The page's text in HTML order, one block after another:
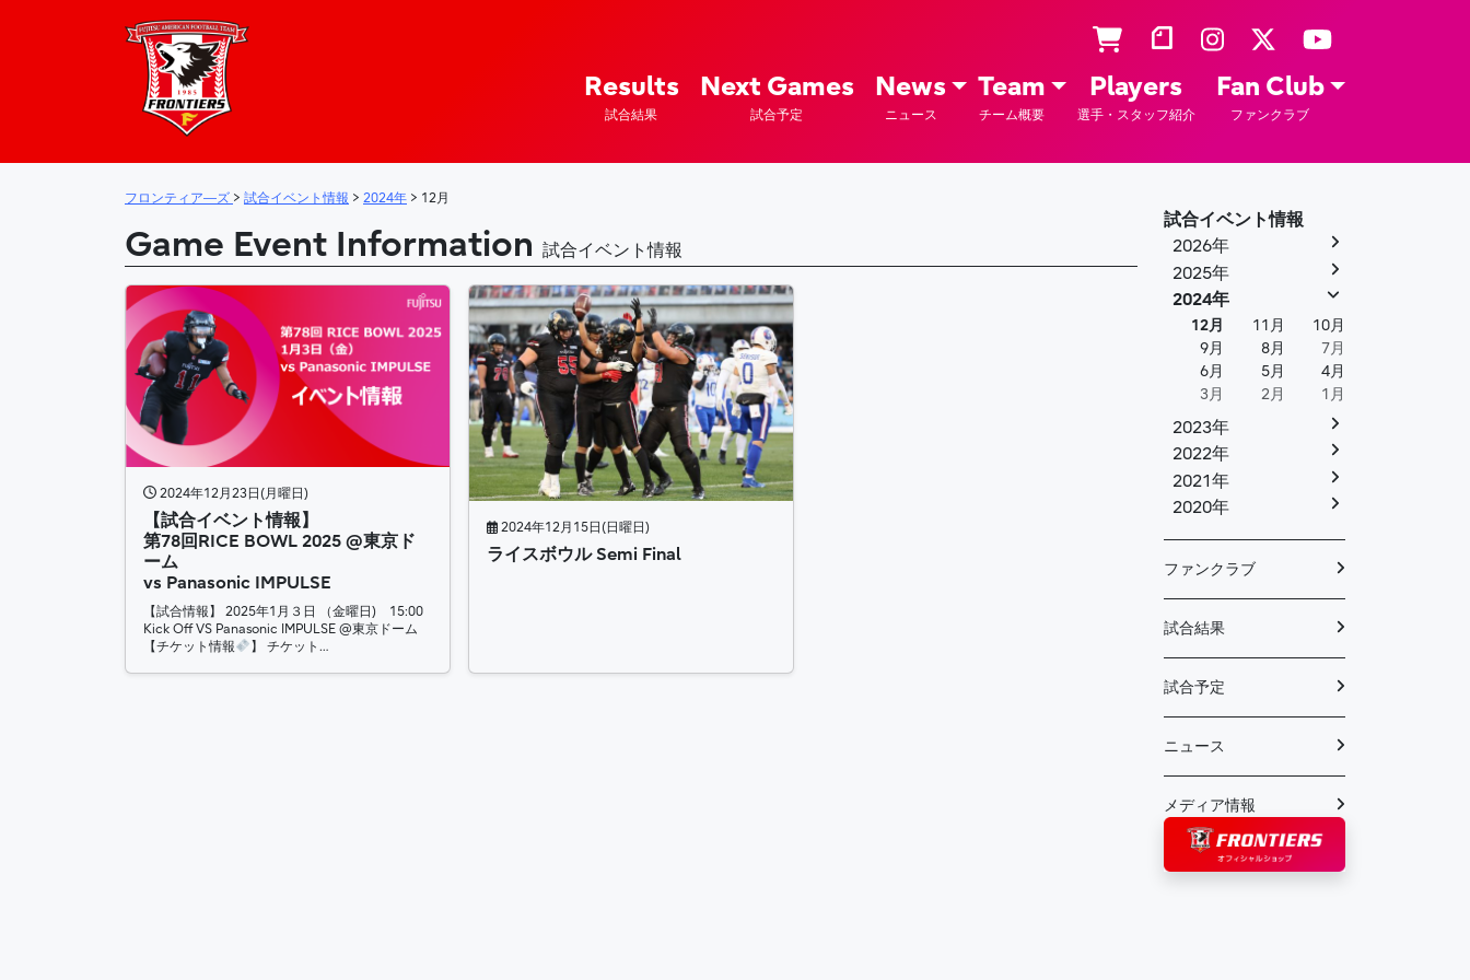
メインナビゲーション
Results
試合結果
Next Games
試合予定
News
ニュース
Team
チーム概要
Players
選手・スタッフ紹介
Fan Club
ファンクラブ
フロンティア―ズ > 試合イベント情報 > 2024年 > 12月
Game Event Information 試合イベント情報
2024年12月23日(月曜日)
【試合イベント情報】
第78回RICE BOWL 2025 @東京ド
ーム
vs Panasonic IMPULSE
【試合情報】 2025年1月３日 （金曜日) 15:00
Kick Off VS Panasonic IMPULSE @東京ドーム
【チケット情報
】 チケット…
2024年12月15日(日曜日)
ライスボウル Semi Final
試合イベント情報
2026年
2025年
2024年
12月 11月
10月
9月
8月
7月
6月
5月
4月
3月
2月 1月
2023年
2022年
2021年
2020年
ファンクラブ
試合結果
試合予定
ニュース
メディア情報